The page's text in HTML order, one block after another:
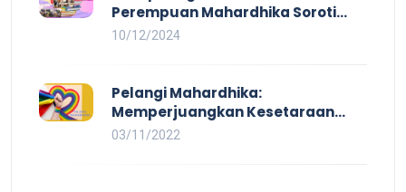
Perempuan Mahardhika Soroti
Kerja Layak yang Inklusif bagi
10/12/2024
Pelangi Mahardhika:
Memperjuangkan Kesetaraan
untuk Pekerja LBTQ
03/11/2022